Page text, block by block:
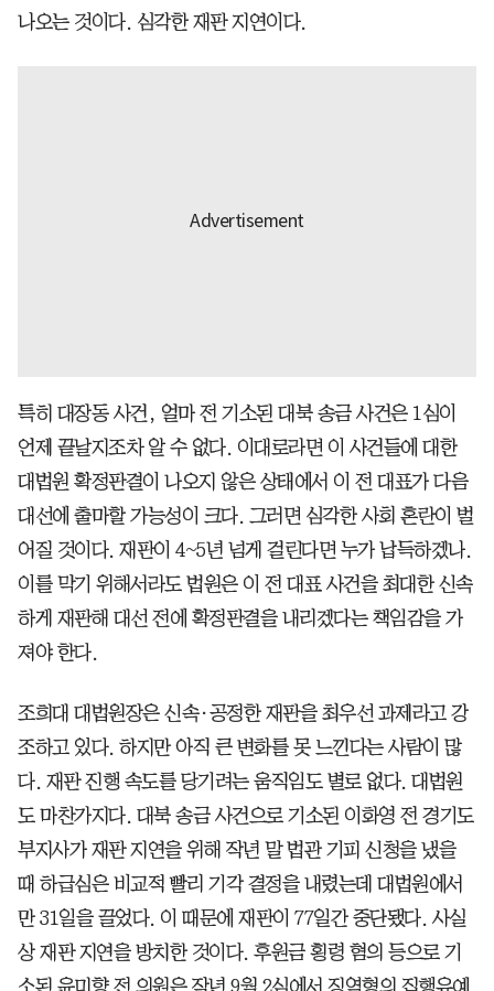
나오는 것이다. 심각한 재판 지연이다.
특히 대장동 사건, 얼마 전 기소된 대북 송금 사건은 1심이
언제 끝날지조차 알 수 없다. 이대로라면 이 사건들에 대한
대법원 확정판결이 나오지 않은 상태에서 이 전 대표가 다음
대선에 출마할 가능성이 크다. 그러면 심각한 사회 혼란이 벌
어질 것이다. 재판이 4~5년 넘게 걸린다면 누가 납득하겠나.
이를 막기 위해서라도 법원은 이 전 대표 사건을 최대한 신속
하게 재판해 대선 전에 확정판결을 내리겠다는 책임감을 가
져야 한다.
조희대 대법원장은 신속·공정한 재판을 최우선 과제라고 강
조하고 있다. 하지만 아직 큰 변화를 못 느낀다는 사람이 많
다. 재판 진행 속도를 당기려는 움직임도 별로 없다. 대법원
도 마찬가지다. 대북 송금 사건으로 기소된 이화영 전 경기도
부지사가 재판 지연을 위해 작년 말 법관 기피 신청을 냈을
때 하급심은 비교적 빨리 기각 결정을 내렸는데 대법원에서
만 31일을 끌었다. 이 때문에 재판이 77일간 중단됐다. 사실
상 재판 지연을 방치한 것이다. 후원금 횡령 혐의 등으로 기
소된 윤미향 전 의원은 작년 9월 2심에서 징역형의 집행유예